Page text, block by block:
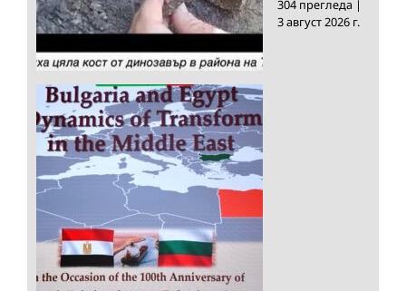
304 прегледа |
3 август 2026 г.